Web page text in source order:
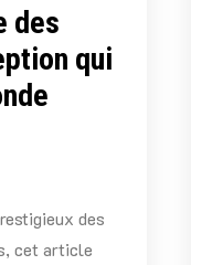
des
qui
des
cet article